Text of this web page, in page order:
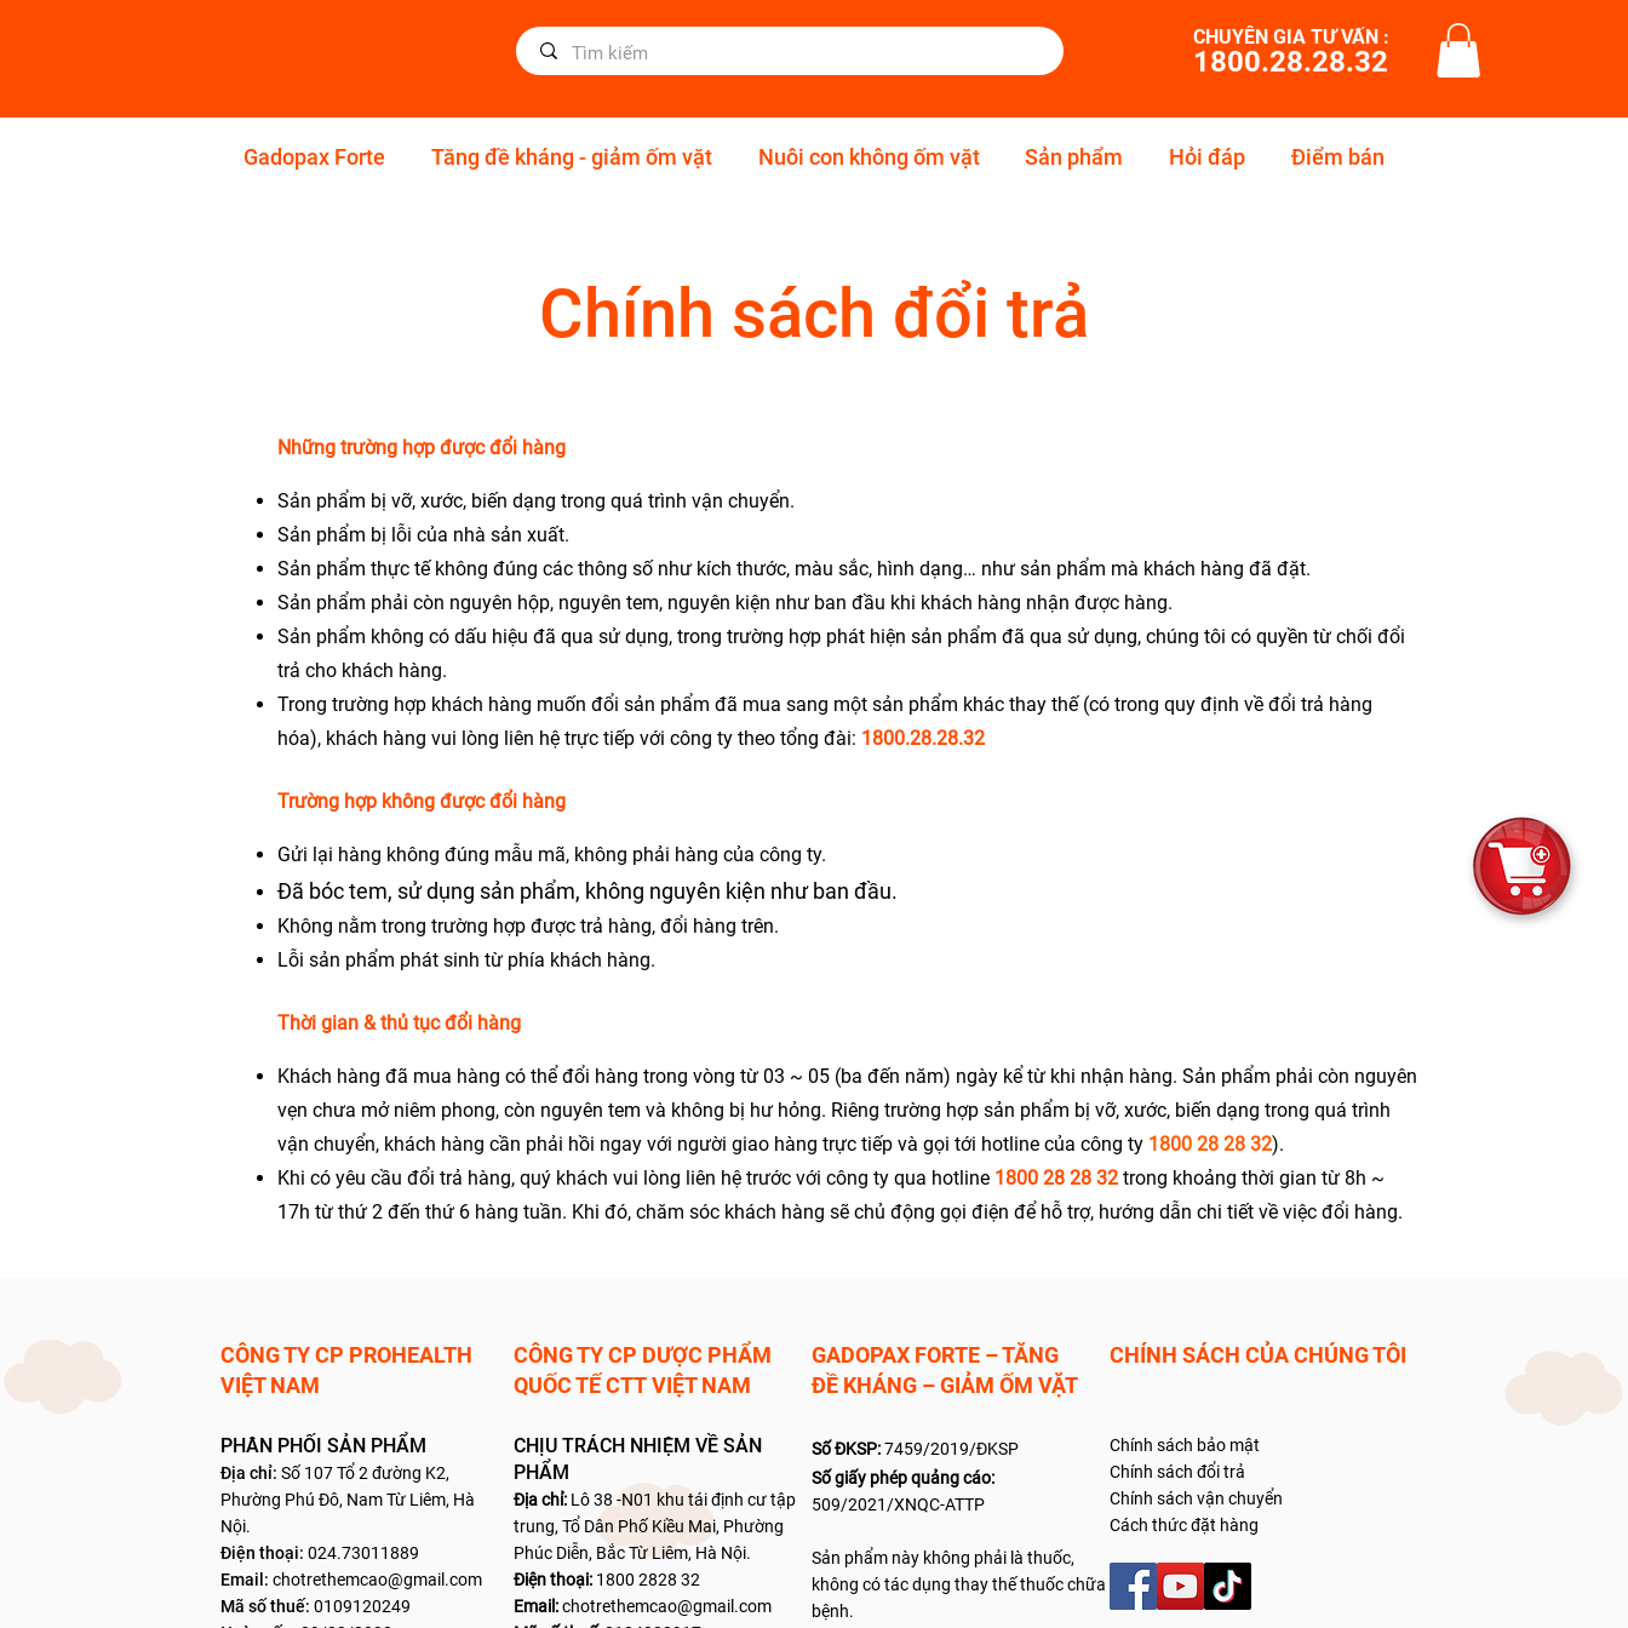
CHUYÊN GIA TƯ VẤN :
1800.28.28.32
Gadopax Forte Tăng đề kháng - giảm ốm vặt Nuôi con không ốm vặt Sản phẩm Hỏi đáp Điểm bán
Chính sách đổi trả
Những trường hợp được đổi hàng
Sản phẩm bị vỡ, xước, biến dạng trong quá trình vận chuyển.
Sản phẩm bị lỗi của nhà sản xuất.
Sản phẩm thực tế không đúng các thông số như kích thước, màu sắc, hình dạng… như sản phẩm mà khách hàng đã đặt.
Sản phẩm phải còn nguyên hộp, nguyên tem, nguyên kiện như ban đầu khi khách hàng nhận được hàng.
Sản phẩm không có dấu hiệu đã qua sử dụng, trong trường hợp phát hiện sản phẩm đã qua sử dụng, chúng tôi có quyền từ chối đổi
trả cho khách hàng.
Trong trường hợp khách hàng muốn đổi sản phẩm đã mua sang một sản phẩm khác thay thế (có trong quy định về đổi trả hàng
hóa), khách hàng vui lòng liên hệ trực tiếp với công ty theo tổng đài: 1800.28.28.32
Trường hợp không được đổi hàng
Gửi lại hàng không đúng mẫu mã, không phải hàng của công ty.
Đã bóc tem, sử dụng sản phẩm, không nguyên kiện như ban đầu.
Không nằm trong trường hợp được trả hàng, đổi hàng trên.
Lỗi sản phẩm phát sinh từ phía khách hàng.
Thời gian & thủ tục đổi hàng
Khách hàng đã mua hàng có thể đổi hàng trong vòng từ 03 ~ 05 (ba đến năm) ngày kể từ khi nhận hàng. Sản phẩm phải còn nguyên
vẹn chưa mở niêm phong, còn nguyên tem và không bị hư hỏng. Riêng trường hợp sản phẩm bị vỡ, xước, biến dạng trong quá trình
vận chuyển, khách hàng cần phải hồi ngay với người giao hàng trực tiếp và gọi tới hotline của công ty 1800 28 28 32).
Khi có yêu cầu đổi trả hàng, quý khách vui lòng liên hệ trước với công ty qua hotline 1800 28 28 32 trong khoảng thời gian từ 8h ~
17h từ thứ 2 đến thứ 6 hàng tuần. Khi đó, chăm sóc khách hàng sẽ chủ động gọi điện để hỗ trợ, hướng dẫn chi tiết về việc đổi hàng.
CÔNG TY CP PROHEALTH
VIỆT NAM
PHÂN PHỐI SẢN PHẨM
Địa chỉ: Số 107 Tổ 2 đường K2,
Phường Phú Đô, Nam Từ Liêm, Hà
Nội.
Điện thoại: 024.7301 1889
Email: chotrethemcao@gmail.com
Mã số thuế: 0109120249
CÔNG TY CP DƯỢC PHẨM
QUỐC TẾ CTTVIỆT NAM
CHỊU TRÁCH NHIỆM VỀ SẢN
PHẨM
Địa chỉ: Lô 38 -N01 khu tái định cư tập
trung, Tổ Dân Phố Kiều Mai, Phường
Phúc Diễn, Bắc Từ Liêm, Hà Nội.
Điện thoại: 1800 2828 32
Email:chotrethemcao@gmail.com
GADOPAX FORTE – TĂNG
ĐỀ KHÁNG – GIẢM ỐM VẶT
Số ĐKSP:7459/2019/ĐKSP
Số giấy phép quảng cáo:
509/2021/XNQC-ATTP
Sản phẩm này không phải là thuốc,
không có tác dụng thay thế thuốc chữa
bệnh.
CHÍNH SÁCH CỦACHÚNG TÔI
Chính sách bảo mật
Chính sách đổi trả
Chính sách vận chuyển
Cách thức đặt hàng